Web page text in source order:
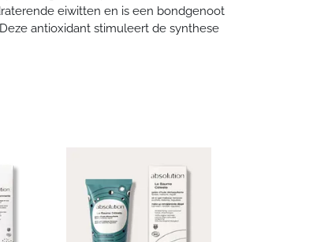
eiwitten en is een bondgenoot
antioxidant stimuleert de synthese